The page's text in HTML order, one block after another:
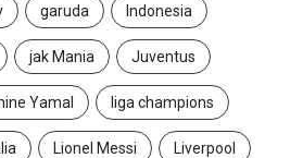
garuda Indonesia
jak Mania Juventus
Yamal liga champions
Lionel Messi Liverpool